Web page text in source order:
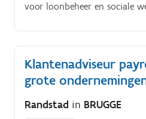
voor loonbeheer en sociale
Klantenadviseur
grote
Randstad in BRUGGE